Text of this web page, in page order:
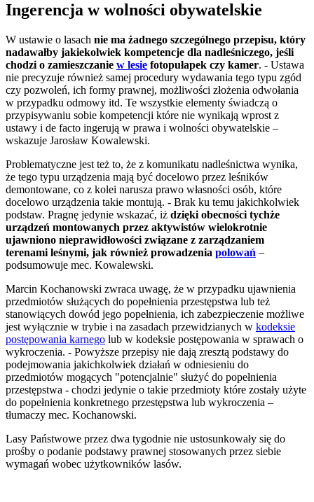
Ingerencja w wolności obywatelskie
W ustawie o lasach nie ma żadnego szczególnego przepisu, który
nadawałby jakiekolwiek kompetencje dla nadleśniczego, jeśli
chodzi o zamieszczanie w lesie fotopułapek czy kamer. - Ustawa
nie precyzuje również samej procedury wydawania tego typu zgód
czy pozwoleń, ich formy prawnej, możliwości złożenia odwołania
w przypadku odmowy itd. Te wszystkie elementy świadczą o
przypisywaniu sobie kompetencji które nie wynikają wprost z
ustawy i de facto ingerują w prawa i wolności obywatelskie –
wskazuje Jarosław Kowalewski.
Problematyczne jest też to, że z komunikatu nadleśnictwa wynika,
że tego typu urządzenia mają być docelowo przez leśników
demontowane, co z kolei narusza prawo własności osób, które
docelowo urządzenia takie montują. - Brak ku temu jakichkolwiek
podstaw. Pragnę jedynie wskazać, iż dzięki obecności tychże
urządzeń montowanych przez aktywistów wielokrotnie
ujawniono nieprawidłowości związane z zarządzaniem
terenami leśnymi, jak również prowadzenia polowań –
podsumowuje mec. Kowalewski.
Marcin Kochanowski zwraca uwagę, że w przypadku ujawnienia
przedmiotów służących do popełnienia przestępstwa lub też
stanowiących dowód jego popełnienia, ich zabezpieczenie możliwe
jest wyłącznie w trybie i na zasadach przewidzianych w kodeksie
postępowania karnego lub w kodeksie postępowania w sprawach o
wykroczenia. - Powyższe przepisy nie dają zresztą podstawy do
podejmowania jakichkolwiek działań w odniesieniu do
przedmiotów mogących "potencjalnie" służyć do popełnienia
przestępstwa - chodzi jedynie o takie przedmioty które zostały użyte
do popełnienia konkretnego przestępstwa lub wykroczenia –
tłumaczy mec. Kochanowski.
Lasy Państwowe przez dwa tygodnie nie ustosunkowały się do
prośby o podanie podstawy prawnej stosowanych przez siebie
wymagań wobec użytkowników lasów.